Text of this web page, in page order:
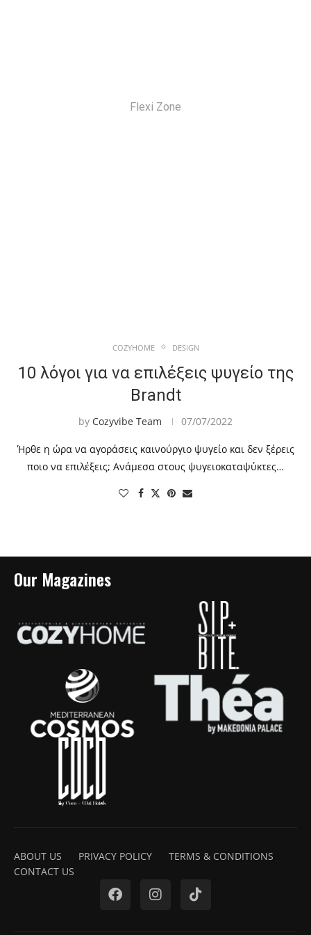
Flexi Zone
COZYHOME DESIGN
10 λόγοι για να επιλέξεις ψυγείο της
Brandt
by Cozyvibe Team 07/07/2022
Ήρθε η ώρα να αγοράσεις καινούργιο ψυγείο και δεν ξέρεις
ποιο να επιλέξεις; Ανάμεσα στους ψυγειοκαταψύκτες…
Our Magazines
ABOUT US PRIVACY POLICY
TERMS & CONDITIONS
CONTACT US